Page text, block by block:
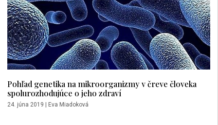
Pohľad genetika na mikroorganizmy v čreve človeka
spolurozhodujúce o jeho zdraví
24. júna 2019 Eva Miadoková